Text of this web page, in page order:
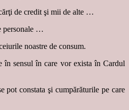
de credit şi mii de alte …
personale …
noastre de consum.
în sensul în care vor exista în Cardul
pot constata şi cumpărăturile pe care